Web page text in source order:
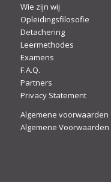
Wie zijn wij
Opleidingsfilosofie
Detachering
Leermethodes
Examens
F.A.Q.
Partners
Privacy Statement
Algemene voorwaarden
Algemene